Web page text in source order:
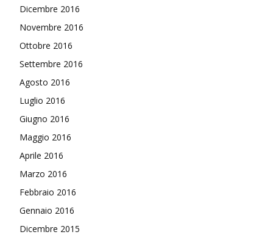
Dicembre 2016
Novembre 2016
Ottobre 2016
Settembre 2016
Agosto 2016
Luglio 2016
Giugno 2016
Maggio 2016
Aprile 2016
Marzo 2016
Febbraio 2016
Gennaio 2016
Dicembre 2015